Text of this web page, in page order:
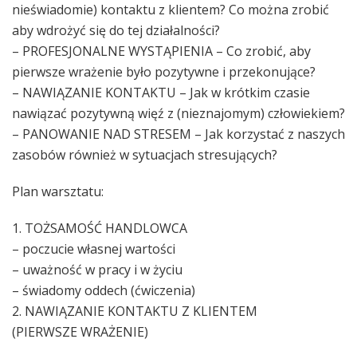
nieświadomie) kontaktu z klientem? Co można zrobić
aby wdrożyć się do tej działalności?
– PROFESJONALNE WYSTĄPIENIA – Co zrobić, aby
pierwsze wrażenie było pozytywne i przekonujące?
– NAWIĄZANIE KONTAKTU – Jak w krótkim czasie
nawiązać pozytywną więź z (nieznajomym) człowiekiem?
– PANOWANIE NAD STRESEM – Jak korzystać z naszych
zasobów również w sytuacjach stresujących?
Plan warsztatu:
1. TOŻSAMOŚĆ HANDLOWCA
– poczucie własnej wartości
– uważność w pracy i w życiu
– świadomy oddech (ćwiczenia)
2. NAWIĄZANIE KONTAKTU Z KLIENTEM
(PIERWSZE WRAŻENIE)